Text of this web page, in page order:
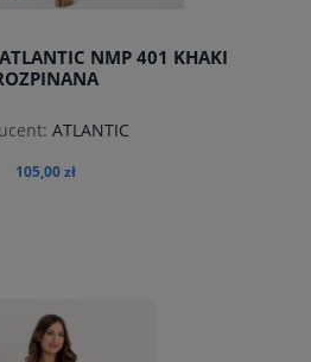
NMP 401 KHAKI
ATLANTIC
105,00 zł
do koszyka